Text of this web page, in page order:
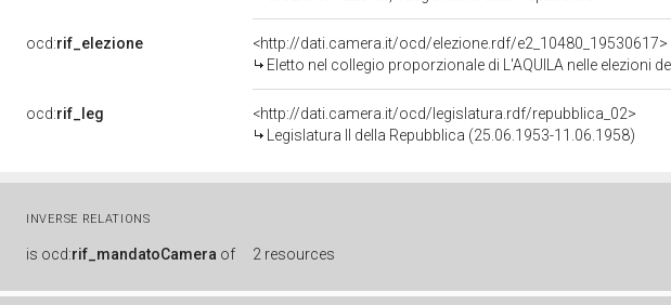
ocd:rif_elezione
<http://dati.camera.it/ocd/elezione.rdf/e2_10480_19530617>
Eletto nel collegio proporzionale di L'AQUILA nelle elezioni
ocd:rif_leg
<http://dati.camera.it/ocd/legislatura.rdf/repubblica_02>
Legislatura II della Repubblica (25.06.1953-11.06.1958)
INVERSE RELATIONS
is ocd:rif_mandatoCamera of 2 resources